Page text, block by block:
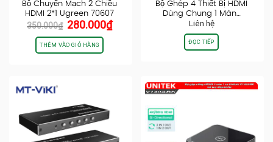
Bộ Chuyển Mạch 2 Chiều
HDMI 2*1 Ugreen 70607
4K@60Hz
350.000₫ Giá
gốc
là:
350.000₫.
280.000₫Giá
THÊM VÀO GIỎ HÀNG
Bộ Ghép 4 Thiết Bị HDMI
Dùng Chung 1 Màn…
Liên hệ
ĐỌC TIẾP